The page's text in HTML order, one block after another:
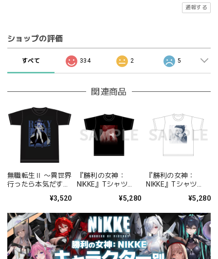
通報する
ショップの評価
すべて 334 2 5
関連商品
無職転生Ⅱ 〜異世界
行ったら本気だす〜
ー・ミグルディア］
M/L/XLサイズ
¥3,520
『勝利の女神：
NIKKE』Tシャツ
¥5,280
『勝利の女神：
NIKKE』Tシャツ
¥5,280